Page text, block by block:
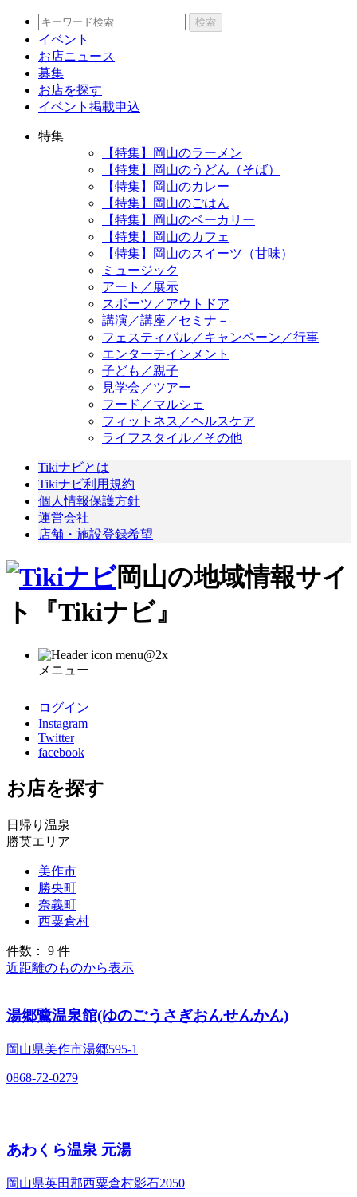
検索
イベント
お店ニュース
募集
お店を探す
イベント掲載申込
特集
【特集】岡山のラーメン
【特集】岡山のうどん（そば）
【特集】岡山のカレー
【特集】岡山のごはん
【特集】岡山のベーカリー
【特集】岡山のカフェ
【特集】岡山のスイーツ（甘味）
ミュージック
アート／展示
スポーツ／アウトドア
講演／講座／セミナ－
フェスティバル／キャンペーン／行事
エンターテインメント
子ども／親子
見学会／ツアー
フード／マルシェ
フィットネス／ヘルスケア
ライフスタイル／その他
Tikiナビとは
Tikiナビ利用規約
個人情報保護方針
運営会社
店舗・施設登録希望
岡山の地域情報サイ
ト『Tikiナビ』
メニュー
ログイン
Instagram
Twitter
facebook
お店を探す
日帰り温泉
勝英エリア
美作市
勝央町
奈義町
西粟倉村
件数： 9 件
近距離のものから表示
湯郷鷺温泉館(ゆのごうさぎおんせんかん)
岡山県美作市湯郷595-1
0868-72-0279
あわくら温泉 元湯
岡山県英田郡西粟倉村影石2050